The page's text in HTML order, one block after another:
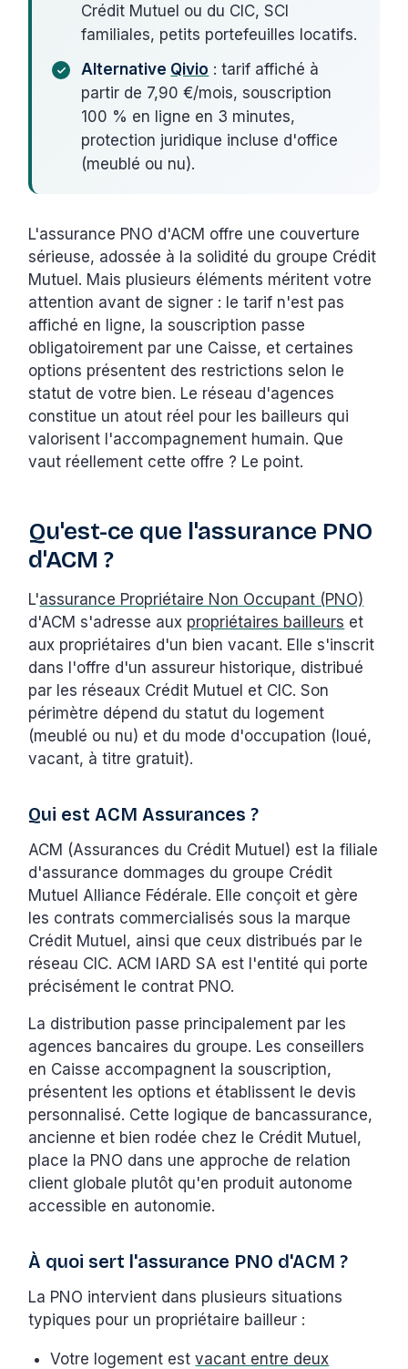
Crédit Mutuel ou du CIC, SCI
familiales, petits portefeuilles locatifs.
Alternative Qivio : tarif affiché à
partir de 7,90 €/mois, souscription
100 % en ligne en 3 minutes,
protection juridique incluse d'office
(meublé ou nu).
L'assurance PNO d'ACM offre une couverture
sérieuse, adossée à la solidité du groupe Crédit
Mutuel. Mais plusieurs éléments méritent votre
attention avant de signer : le tarif n'est pas
affiché en ligne, la souscription passe
obligatoirement par une Caisse, et certaines
options présentent des restrictions selon le
statut de votre bien. Le réseau d'agences
constitue un atout réel pour les bailleurs qui
valorisent l'accompagnement humain. Que
vaut réellement cette offre ? Le point.
Qu'est-ce que l'assurance PNO
d'ACM ?
L'assurance Propriétaire Non Occupant (PNO)
d'ACM s'adresse aux propriétaires bailleurs et
aux propriétaires d'un bien vacant. Elle s'inscrit
dans l'offre d'un assureur historique, distribué
par les réseaux Crédit Mutuel et CIC. Son
périmètre dépend du statut du logement
(meublé ou nu) et du mode d'occupation (loué,
vacant, à titre gratuit).
Qui est ACM Assurances ?
ACM (Assurances du Crédit Mutuel) est la filiale
d'assurance dommages du groupe Crédit
Mutuel Alliance Fédérale. Elle conçoit et gère
les contrats commercialisés sous la marque
Crédit Mutuel, ainsi que ceux distribués par le
réseau CIC. ACM IARD SA est l'entité qui porte
précisément le contrat PNO.
La distribution passe principalement par les
agences bancaires du groupe. Les conseillers
en Caisse accompagnent la souscription,
présentent les options et établissent le devis
personnalisé. Cette logique de bancassurance,
ancienne et bien rodée chez le Crédit Mutuel,
place la PNO dans une approche de relation
client globale plutôt qu'en produit autonome
accessible en autonomie.
À quoi sert l'assurance PNO d'ACM ?
La PNO intervient dans plusieurs situations
typiques pour un propriétaire bailleur :
Votre logement estvacant entre deux